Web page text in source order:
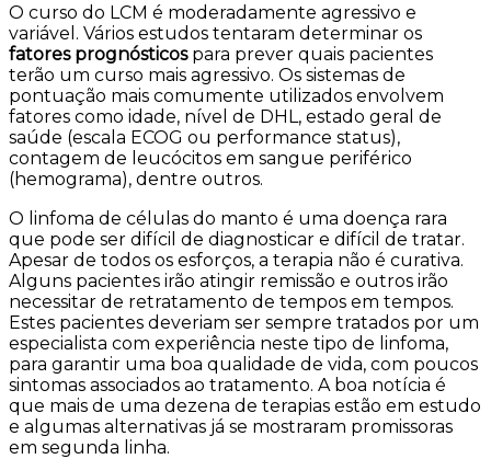
O curso do LCM é moderadamente agressivo e
variável. Vários estudos tentaram determinar os
fatores prognósticospara prever quais pacientes
terão um curso mais agressivo. Os sistemas de
pontuação mais comumente utilizados envolvem
fatores como idade, nível de DHL, estado geral de
saúde (escala ECOG ou performance status),
contagem de leucócitos em sangue periférico
(hemograma), dentre outros.
O linfoma de células do manto é uma doença rara
que pode ser difícil de diagnosticar e difícil de tratar.
Apesar de todos os esforços, a terapia não é curativa.
Alguns pacientes irão atingir remissão e outros irão
necessitar de retratamento de tempos em tempos.
Estes pacientes deveriam ser sempre tratados por um
especialista com experiência neste tipo de linfoma,
para garantir uma boa qualidade de vida, com poucos
sintomas associados ao tratamento. A boa notícia é
que mais de uma dezena de terapias estão em estudo
e algumas alternativas já se mostraram promissoras
em segunda linha.